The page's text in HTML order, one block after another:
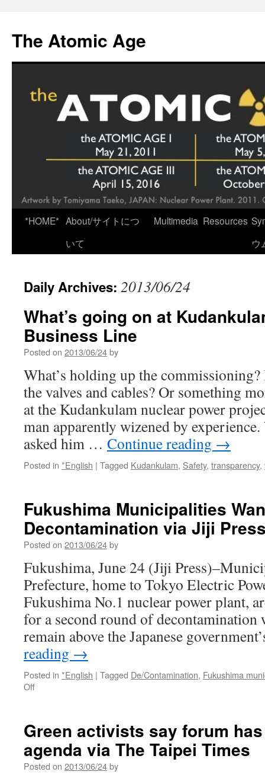
content
The Atomic Age
*HOME* About/サイトにつ
いて
Multimedia Resources
ウ
Daily Archives: 2013/06/24
What’s going on at
Business Line
Posted on 2013/06/24by
What’s holding up the
the valves and cables? Or something
at the Kudankulam nuclear power
man apparently wizened by
asked him … Continue reading →
Posted in *English | Tagged Kudankulam, Safety, transparency,
Fukushima Municipalities
Decontamination via Jiji
Posted on 2013/06/24by
Fukushima, June 24 (Jiji
Prefecture, home to Tokyo Electric
Fukushima No.1 nuclear power plant,
for a second round of decontamination
remain above the Japanese
reading →
Posted in *English | Tagged De/Contamination, Fukushima
Offon
2nd
Round
of
Decontamination
Green activists say forum
agenda via The Taipei Times
Posted on 2013/06/24by